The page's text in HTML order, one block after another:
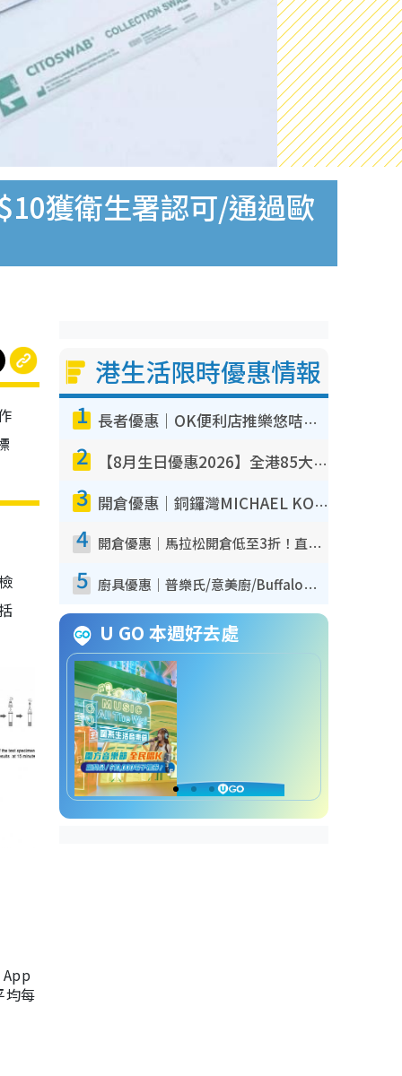
獲衛生署認可/通過歐
均每
港生活限時優惠情報
1 長者優惠｜OK便利店推樂悠咭優惠！買麵包/牛奶/保健品拍卡即減
2 【8月生日優惠2026】全港85大食買玩著數攻略 自助餐/火鍋放題同行免費＋誠品/DONKI送現金券
3 開倉優惠｜銅鑼灣MICHAEL KORS開倉低至17折！直擊$500起買手袋/銀包/鞋款 必買經典Jet Set系列
4 開倉優惠｜馬拉松開倉低至3折！直擊$99起買adidas／New Balance／Puma鞋款 STANLEY保溫杯劈價至$119起
5 廚具優惠｜普樂氏/意美廚/Buffalo廚具低至3折！$89起買煎鍋／炒鑊／個人鍋 同場小家電激減至$99起
U GO 本週好去處